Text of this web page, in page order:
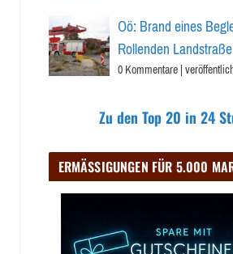
Oö: Brand eines
Rollenden
0 Kommentare|
Zu den Top 20 in 24
ERMÄSSIGUNGEN FÜR 5.000